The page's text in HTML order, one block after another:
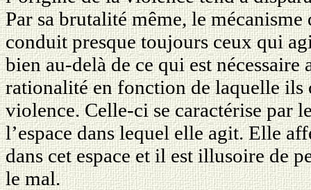
Par sa brutalité même, le
conduit presque toujours ceux qui
bien au-delà de ce qui est nécessaire
rationalité en fonction de laquelle ils
violence. Celle-ci se caractérise par
l’espace dans lequel elle agit. Elle
dans cet espace et il est illusoire de
le mal.